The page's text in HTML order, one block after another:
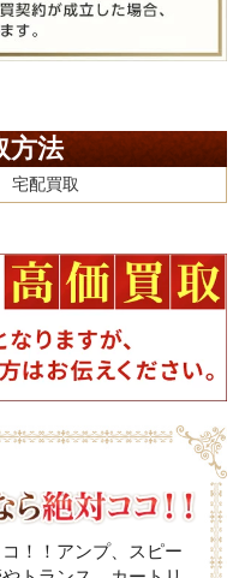
方法
宅配買取
！！アンプ、スピー